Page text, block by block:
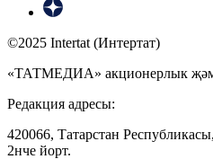
©2025 Intertat (Интертат)
«ТАТМЕДИА» акционерлык
Редакция адресы:
420066, Татарстан
2нче йорт.